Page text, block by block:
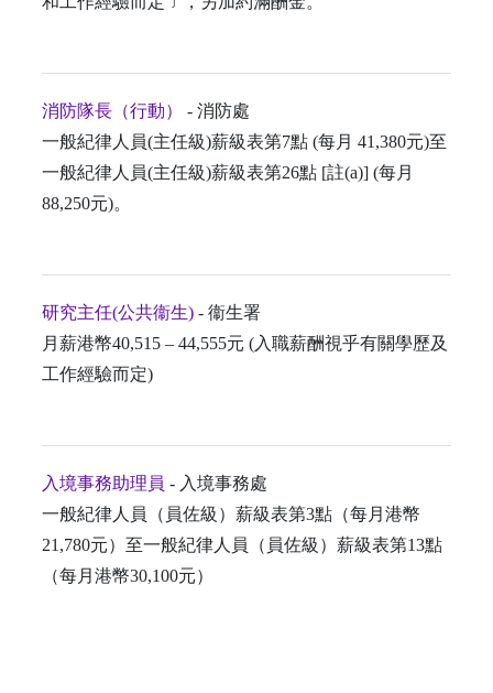
消防隊長（行動）
- 消防處
一般紀律人員(主任級)薪級表第7點 (每月 41,380元)至
一般紀律人員(主任級)薪級表第26點 [註(a)] (每月
88,250元)。
研究主任(公共衞生) - 衞生署
月薪港幣40,515 – 44,555元 (入職薪酬視乎有關學歷及
工作經驗而定)
入境事務助理員 - 入境事務處
一般紀律人員（員佐級）薪級表第3點（每月港幣
21,780元）至一般紀律人員（員佐級）薪級表第13點
（每月港幣30,100元）